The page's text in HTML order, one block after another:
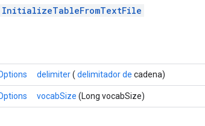
InitializeTableFromTextFile
delimiter( delimitador de cadena)
vocabSize (Long vocabSize)